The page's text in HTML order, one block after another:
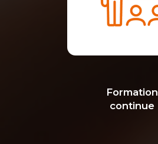
Formation
continue